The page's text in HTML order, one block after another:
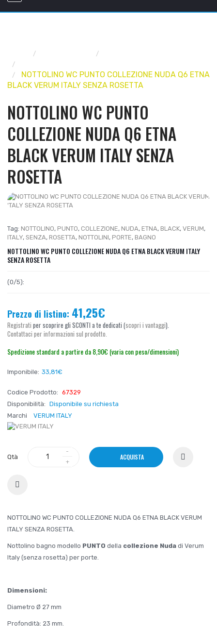
NOTTOLINO WC PUNTO COLLEZIONE NUDA Q6 ETNA
BLACK VERUM ITALY SENZA ROSETTA
NOTTOLINO WC PUNTO
COLLEZIONE NUDA Q6 ETNA
BLACK VERUM ITALY SENZA
ROSETTA
Tag: NOTTOLINO, PUNTO, COLLEZIONE, NUDA, ETNA, BLACK, VERUM,
ITALY, SENZA, ROSETTA, NOTTOLINI, PORTE, BAGNO
NOTTOLINO WC PUNTO COLLEZIONE NUDA Q6 ETNA BLACK VERUM ITALY
SENZA ROSETTA
(0/5):
Prezzo di listino: 41,25€
Registrati per scoprire gli SCONTI a te dedicati (scopri i vantaggi).
Contattaci per informazioni sul prodotto.
Spedizione standard a partire da 8,90€ (varia con peso/dimensioni)
Imponibile: 33,81€
Codice Prodotto: 67329
Disponibilità: Disponibile su richiesta
Marchi
VERUM ITALY
Qtà ACQUISTA
NOTTOLINO WC PUNTO COLLEZIONE NUDA Q6 ETNA BLACK VERUM
ITALY SENZA ROSETTA.
Nottolino bagno modello PUNTO della collezione Nuda di Verum
Italy (senza rosetta) per porte.
Dimensioni:
Diametro Ø 27 mm
Profondità: 23 mm.